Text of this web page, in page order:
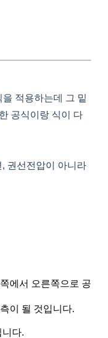
적용하는데 그 밑
공식이랑 식이 다
권선전압이 아니라
에서 오른쪽으로 공
이 될 것입니다.
다.